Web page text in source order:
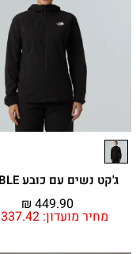
ג'קט נשים עם כובע NIMBLE
מחיר מועדון:337.42
₪ 449.90